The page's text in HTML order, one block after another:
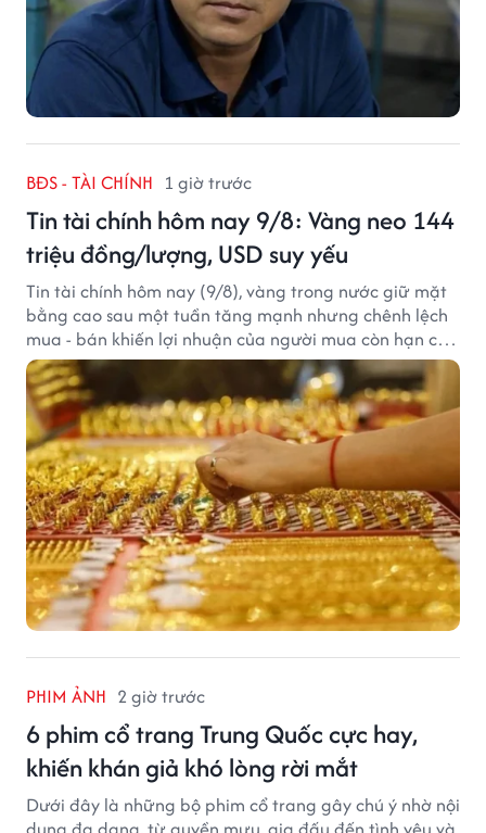
BĐS - TÀI CHÍNH 1 giờ trước
Tin tài chính hôm nay 9/8: Vàng neo 144
triệu đồng/lượng, USD suy yếu
Tin tài chính hôm nay (9/8), vàng trong nước giữ mặt
bằng cao sau một tuần tăng mạnh nhưng chênh lệch
mua - bán khiến lợi nhuận của người mua còn hạn chế,
trong khi USD chịu sức ép sau dữ liệu việc làm Mỹ gây
thất vọng.
PHIM ẢNH 2 giờ trước
6 phim cổ trang Trung Quốc cực hay,
khiến khán giả khó lòng rời mắt
Dưới đây là những bộ phim cổ trang gây chú ý nhờ nội